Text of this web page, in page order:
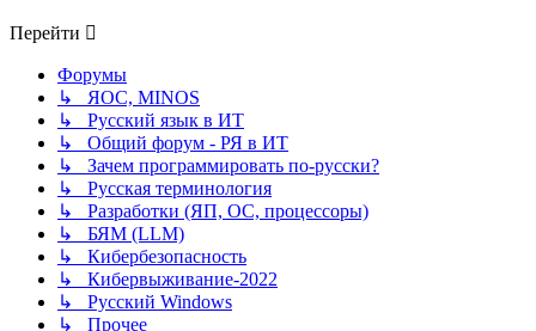
Перейти
Форумы
↳ ЯОС, MINOS
↳ Русский язык в ИТ
↳ Общий форум - РЯ в ИТ
↳ Зачем программировать по-русски?
↳ Русская терминология
↳ Разработки (ЯП, ОС, процессоры)
↳ БЯМ (LLM)
↳ Кибербезопасность
↳ Кибервыживание-2022
↳ Русский Windows
↳ Прочее